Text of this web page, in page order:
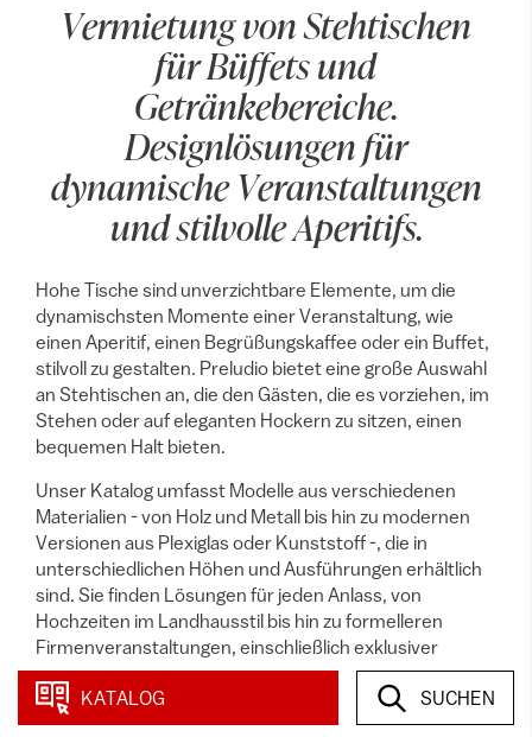
Vermietung von Stehtischen
für Büffets und
Getränkebereiche.
Designlösungen für
dynamische Veranstaltungen
und stilvolle Aperitifs.
Hohe Tische sind unverzichtbare Elemente, um die
dynamischsten Momente einer Veranstaltung, wie
einen Aperitif, einen Begrüßungskaffee oder ein Buffet,
stilvoll zu gestalten. Preludio bietet eine große Auswahl
an Stehtischen an, die den Gästen, die es vorziehen, im
Stehen oder auf eleganten Hockern zu sitzen, einen
bequemen Halt bieten.
Unser Katalog umfasst Modelle aus verschiedenen
Materialien - von Holz und Metall bis hin zu modernen
Versionen aus Plexiglas oder Kunststoff -, die in
unterschiedlichen Höhen und Ausführungen erhältlich
sind. Sie finden Lösungen für jeden Anlass, von
Hochzeiten im Landhausstil bis hin zu formelleren
Firmenveranstaltungen, einschließlich exklusiver
beleuchteter Stehtische für aufsehenerregende
Abendveranstaltungen.
KATALOG SUCHEN